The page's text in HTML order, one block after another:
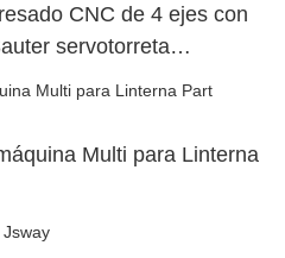
CNC de 4 ejes con
servotorreta
Multi para Linterna